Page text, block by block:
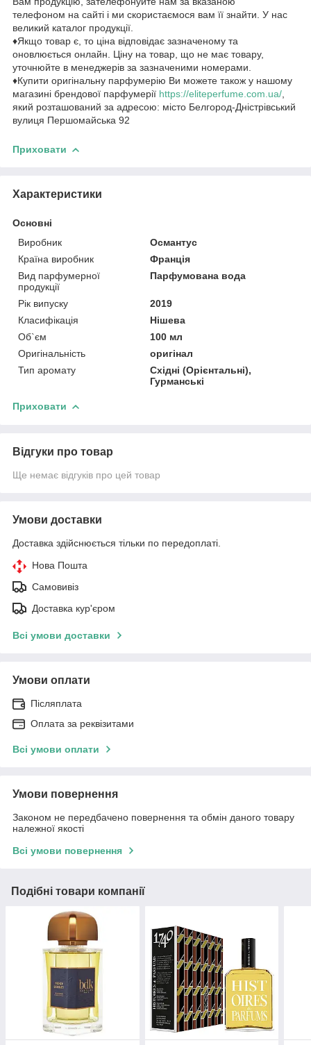
телефоном на сайті і ми скористаємося вам її знайти. У нас
великий каталог продукції.
♦Якщо товар є, то ціна відповідає зазначеному та
оновлюється онлайн. Ціну на товар, що не має товару,
уточнюйте в менеджерів за зазначеними номерами.
♦Купити оригінальну парфумерію Ви можете також у нашому
магазині брендової парфумерії https://eliteperfume.com.ua/
який розташований за адресою: місто Белгород-Дністрівський
вулиця Першомайська 92
Приховати
Характеристики
Основні
Виробник
Османтус
Країна виробник
Франція
Вид парфумерної
продукції
Парфумована вода
Рік випуску
2019
Класифікація
Нішева
Об`єм
100 мл
Оригінальність
оригінал
Тип аромату
Східні (Орієнтальні),
Гурманські
Приховати
Відгуки про товар
Ще немає відгуків про цей товар
Умови доставки
Доставка здійснюється тільки по передоплаті.
Нова Пошта
Самовивіз
Доставка кур'єром
Всі умови доставки
Умови оплати
Післяплата
Оплата за реквізитами
Всі умови оплати
Умови повернення
Законом не передбачено повернення та обмін даного товару
належної якості
Всі умови повернення
Подібні товари компанії